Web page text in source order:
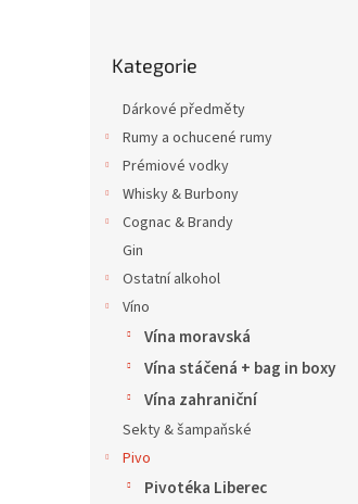
kategorie
Kategorie
Dárkové předměty
Rumy a ochucené rumy
Prémiové vodky
Whisky & Burbony
Cognac & Brandy
Gin
Ostatní alkohol
Víno
Vína moravská
Vína stáčená + bag in boxy
Vína zahraniční
Sekty & šampaňské
Pivo
Pivotéka Liberec